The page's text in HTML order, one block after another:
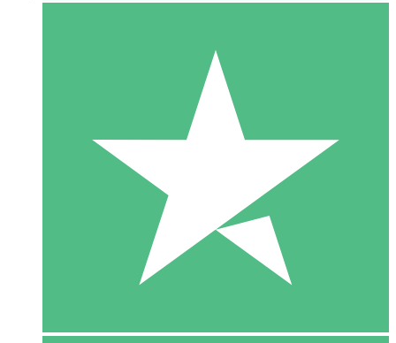
10 Nedladdningar
20 00